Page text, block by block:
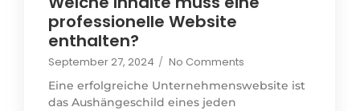
professionelle Website
enthalten?
September 27, 2024 / No Comments
Eine erfolgreiche Unternehmenswebsite ist
das Aushängeschild eines jeden